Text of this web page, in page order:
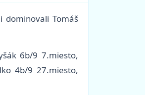
dominovali Tomáš
6b/9 7.miesto,
4b/9 27.miesto,